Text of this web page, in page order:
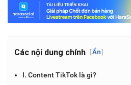
Các nội dung chính [Ẩn]
I. Content TikTok là gì?